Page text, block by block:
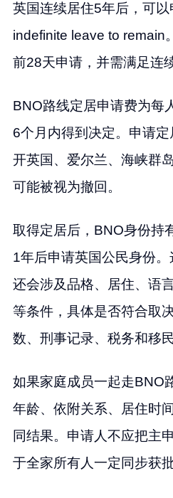
英国连续居住5年后，可
indefinite leave to remain
前28天申请，并需满足连
BNO路线定居申请费为每
6个月内得到决定。申请
开英国、爱尔兰、海峡群
可能被视为撤回。
取得定居后，BNO身份持
1年后申请英国公民身份
还会涉及品格、居住、语
等条件，具体是否符合取
数、刑事记录、税务和移
如果家庭成员一起走BNO
年龄、依附关系、居住时
同结果。申请人不应把主
于全家所有人一定同步获批